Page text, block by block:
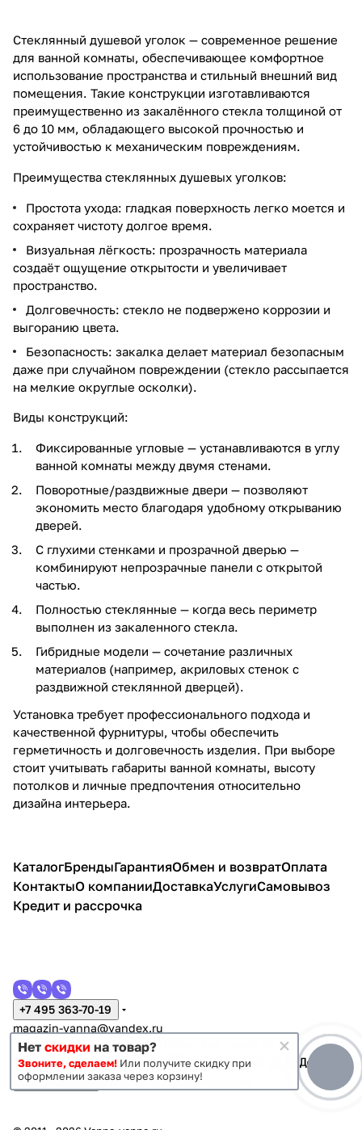
Стеклянный душевой уголок — современное решение
для ванной комнаты, обеспечивающее комфортное
использование пространства и стильный внешний вид
помещения. Такие конструкции изготавливаются
преимущественно из закалённого стекла толщиной от
6 до 10 мм, обладающего высокой прочностью и
устойчивостью к механическим повреждениям.
Преимущества стеклянных душевых уголков:
Простота ухода: гладкая поверхность легко моется и
сохраняет чистоту долгое время.
Визуальная лёгкость: прозрачность материала
создаёт ощущение открытости и увеличивает
пространство.
Долговечность: стекло не подвержено коррозии и
выгоранию цвета.
Безопасность: закалка делает материал безопасным
даже при случайном повреждении (стекло рассыпается
на мелкие округлые осколки).
Виды конструкций:
Фиксированные угловые — устанавливаются в углу
ванной комнаты между двумя стенами.
Поворотные/раздвижные двери — позволяют
экономить место благодаря удобному открыванию
дверей.
С глухими стенками и прозрачной дверью —
комбинируют непрозрачные панели с открытой
частью.
Полностью стеклянные — когда весь периметр
выполнен из закаленного стекла.
Гибридные модели — сочетание различных
материалов (например, акриловых стенок с
раздвижной стеклянной дверцей).
Установка требует профессионального подхода и
качественной фурнитуры, чтобы обеспечить
герметичность и долговечность изделия. При выборе
стоит учитывать габариты ванной комнаты, высоту
потолков и личные предпочтения относительно
дизайна интерьера.
КаталогБрендыГарантияОбмен и возвратОплата
КонтактыО компанииДоставкаУслугиСамовывоз
Кредит и рассрочка
+7 495 363-70-19
magazin-vanna@yandex.ru
г. Москва, Митино, улица Пятницкое шоссе 47
Темная тема Конфиденциальность
Нет скидки на товар?
Звоните, сделаем! Или получите скидку при
оформлении заказа через корзину!